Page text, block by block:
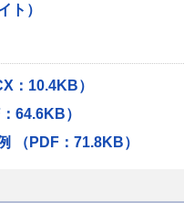
ト）
：10.4KB）
64.6KB）
（PDF：71.8KB）